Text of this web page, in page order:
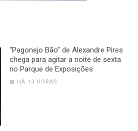
“Pagonejo Bão” de Alexandre Pires
chega para agitar a noite de sexta
no Parque de Exposições
HÁ 13 HORAS